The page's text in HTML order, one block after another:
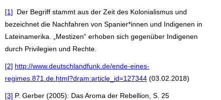
[1] Der Begriff stammt aus der Zeit des Kolonialismus und
bezeichnet die Nachfahren von Spanier*innen und Indigenen in
Lateinamerika. „Mestizen“ erhoben sich gegenüber Indigenen
durch Privilegien und Rechte.
[2] http://www.deutschlandfunk.de/ende-eines-
regimes.871.de.html?dram:article_id=127344 (03.02.2018)
[3] P. Gerber (2005): Das Aroma der Rebellion, S. 25